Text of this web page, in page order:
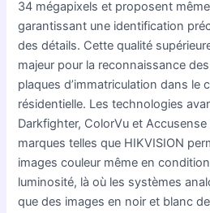
34 mégapixels et proposent
garantissant une identification
des détails. Cette qualité
majeur pour la reconnaissance
plaques d’immatriculation dans le
résidentielle. Les technologies
Darkfighter, ColorVu et
marques telles que HIKVISION
images couleur même en
luminosité, là où les systèmes
que des images en noir et blanc